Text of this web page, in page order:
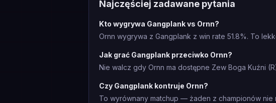
Najczęściej zadawane pytania
Kto wygrywa Gangplank vs Ornn?
Ornn wygrywa z Gangplank z win rate 51.8%. To
Jak grać Gangplank przeciwko Ornn?
Nie walcz gdy Ornn ma dostępne Zew Boga Kuźni
Czy Gangplank kontruje Ornn?
To wyrównany matchup — żaden z championów nie